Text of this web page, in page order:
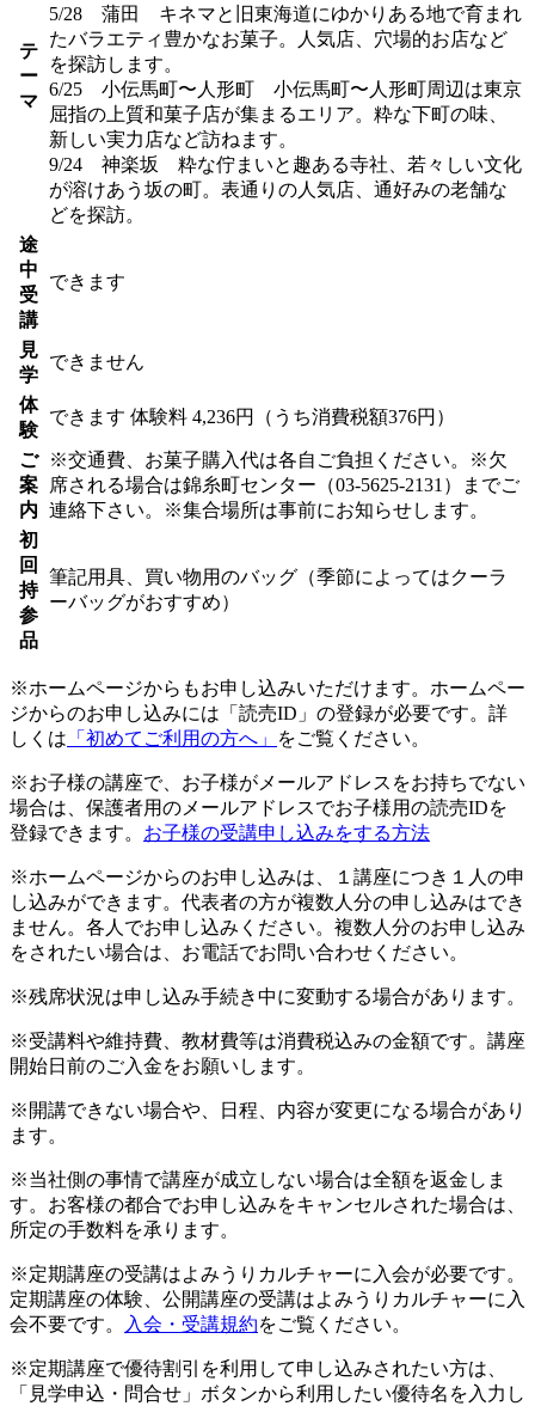
テ
ー
マ
5/28 蒲田 キネマと旧東海道にゆかりある地で育まれ
たバラエティ豊かなお菓子。人気店、穴場的お店など
を探訪します。
6/25 小伝馬町〜人形町 小伝馬町〜人形町周辺は東京
屈指の上質和菓子店が集まるエリア。粋な下町の味、
新しい実力店など訪ねます。
9/24 神楽坂 粋な佇まいと趣ある寺社、若々しい文化
が溶けあう坂の町。表通りの人気店、通好みの老舗な
どを探訪。
途
中
受
講
できます
見
学
できません
体
験
できます 体験料 4,236円（うち消費税額376円）
ご
案
内
※交通費、お菓子購入代は各自ご負担ください。※欠
席される場合は錦糸町センター（03-5625-2131）までご
連絡下さい。※集合場所は事前にお知らせします。
初
回
持
参
品
筆記用具、買い物用のバッグ（季節によってはクーラ
ーバッグがおすすめ）
※ホームページからもお申し込みいただけます。ホームペー
ジからのお申し込みには「読売ID」の登録が必要です。詳
しくは 「初めてご利用の方へ」 をご覧ください。
※お子様の講座で、お子様がメールアドレスをお持ちでない
場合は、保護者用のメールアドレスでお子様用の読売IDを
登録できます。 お子様の受講申し込みをする方法
※ホームページからのお申し込みは、１講座につき１人の申
し込みができます。代表者の方が複数人分の申し込みはでき
ません。各人でお申し込みください。複数人分のお申し込み
をされたい場合は、お電話でお問い合わせください。
※残席状況は申し込み手続き中に変動する場合があります。
※受講料や維持費、教材費等は消費税込みの金額です。講座
開始日前のご入金をお願いします。
※開講できない場合や、日程、内容が変更になる場合があり
ます。
※当社側の事情で講座が成立しない場合は全額を返金しま
す。お客様の都合でお申し込みをキャンセルされた場合は、
所定の手数料を承ります。
※定期講座の受講はよみうりカルチャーに入会が必要です。
定期講座の体験、公開講座の受講はよみうりカルチャーに入
会不要です。
入会・受講規約をご覧ください。
※定期講座で優待割引を利用して申し込みされたい方は、
「見学申込・問合せ」ボタンから利用したい優待名を入力し